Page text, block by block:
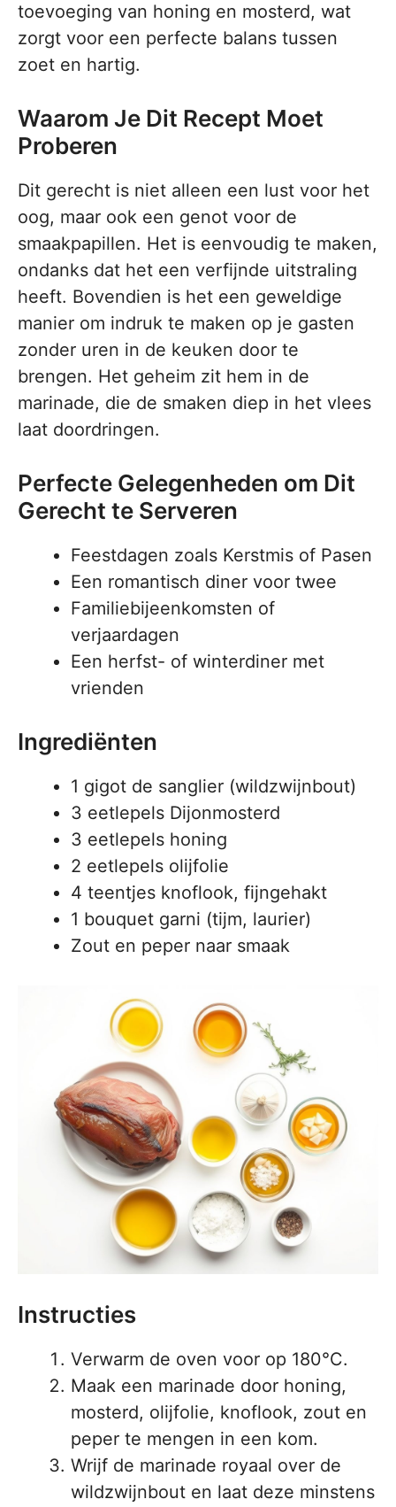
toevoeging van honing en mosterd, wat
zorgt voor een perfecte balans tussen
zoet en hartig.
Waarom Je Dit Recept Moet
Proberen
Dit gerecht is niet alleen een lust voor het
oog, maar ook een genot voor de
smaakpapillen. Het is eenvoudig te maken,
ondanks dat het een verfijnde uitstraling
heeft. Bovendien is het een geweldige
manier om indruk te maken op je gasten
zonder uren in de keuken door te
brengen. Het geheim zit hem in de
marinade, die de smaken diep in het vlees
laat doordringen.
Perfecte Gelegenheden om Dit
Gerecht te Serveren
Feestdagen zoals Kerstmis of Pasen
Een romantisch diner voor twee
Familiebijeenkomsten of
verjaardagen
Een herfst- of winterdiner met
vrienden
Ingrediënten
1 gigot de sanglier (wildzwijnbout)
3 eetlepels Dijonmosterd
3 eetlepels honing
2 eetlepels olijfolie
4 teentjes knoflook, fijngehakt
1 bouquet garni (tijm, laurier)
Zout en peper naar smaak
Instructies
Verwarm de oven voor op 180°C.
Maak een marinade door honing,
mosterd, olijfolie, knoflook, zout en
peper te mengen in een kom.
Wrijf de marinade royaal over de
wildzwijnbout en laat deze minstens